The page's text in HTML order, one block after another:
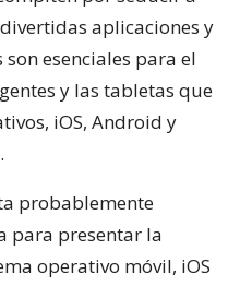
aplicaciones y
esenciales para el
y las tabletas que
iOS, Android y
probablemente
para presentar la
operativo móvil, iOS